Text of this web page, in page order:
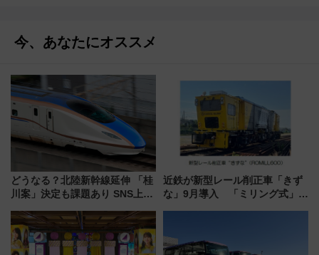
今、あなたにオススメ
どうなる？北陸新幹線延伸 「桂
川案」決定も課題あり SNS上の
近鉄が新型レール削正車「きず
な」9月導入 「ミリング式」採
貢献するだけでなく、全線区で
活躍するための仕組みも